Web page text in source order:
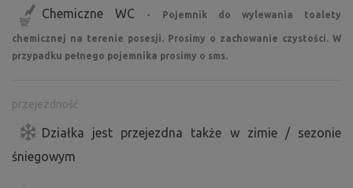
Chemiczne WC - Pojemnik do wylewania toalety
chemicznej na terenie posesji. Prosimy o zachowanie czystości. W
przypadku pełnego pojemnika prosimy o sms.
przejezdność
Działka jest przejezdna także w zimie / sezonie
śniegowym